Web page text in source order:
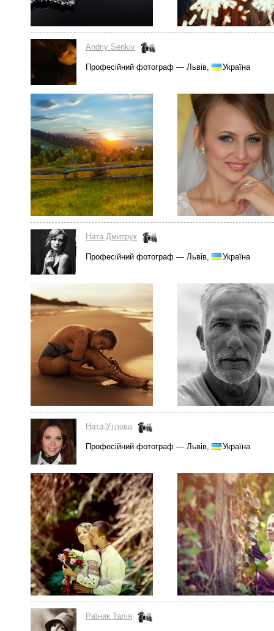
Andriy Senkiv
Професійний фотограф — Львів, Україна
Ната Дмитрук
Професійний фотограф — Львів, Україна
Ната Утлова
Професійний фотограф — Львів, Україна
Раїник Талія